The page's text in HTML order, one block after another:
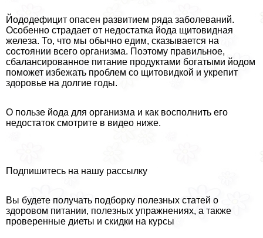
Йододефицит опасен развитием ряда заболеваний.
Особенно страдает от недостатка йода щитовидная
железа. То, что мы обычно едим, сказывается на
состоянии всего организма. Поэтому правильное,
сбалансированное питание продуктами богатыми йодом
поможет избежать проблем со щитовидкой и укрепит
здоровье на долгие годы.
О пользе йода для организма и как восполнить его
недостаток смотрите в видео ниже.
Подпишитесь на нашу рассылку
Вы будете получать подборку полезных статей о
здоровом питании, полезных упражнениях, а также
проверенные диеты и скидки на курсы